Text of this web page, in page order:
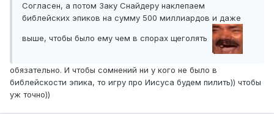
Согласен, а потом Заку Снайдеру наклепаем
библейских эпиков на сумму 500 миллиардов и даже
выше, чтобы было ему чем в спорах щеголять
обязательно. И чтобы сомнений ни у кого не было в
библейскости эпика, то игру про Иисуса будем пилить)) чтобы
уж точно))